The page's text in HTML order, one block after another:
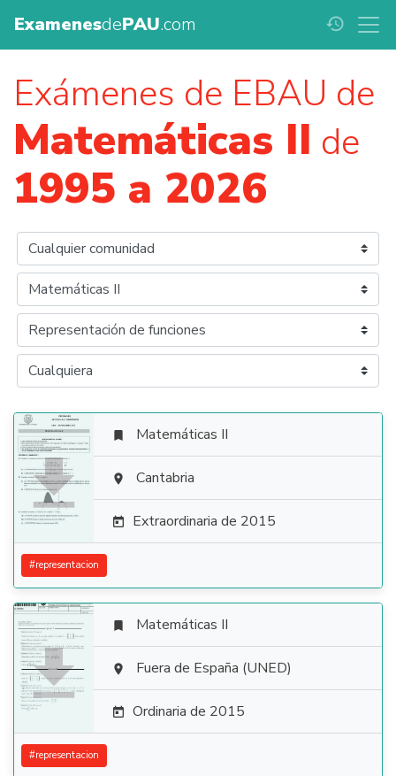
ExamenesdePAU.com history
Exámenes de EBAU de
Matemáticas II de
1995 a 2026

 Matemáticas II
 Cantabria
 Extraordinaria de 2015
#representacion

 Matemáticas II
 Fuera de España (UNED)
 Ordinaria de 2015
#representacion